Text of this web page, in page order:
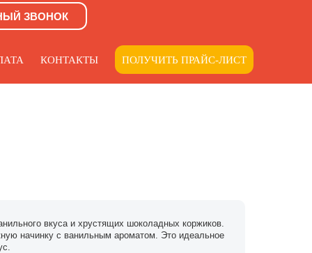
ЗВОНОК
КОНТАКТЫ ПОЛУЧИТЬ ПРАЙС-ЛИСТ
вкуса и хрустящих шоколадных коржиков.
начинку с ванильным ароматом. Это идеальное